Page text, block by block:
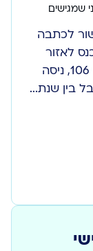
שמגישים
קישור לכתבה
לאזור
האישי ברשות המיסים, הוריד שני טופסי 106, ניסה
בין שנת...